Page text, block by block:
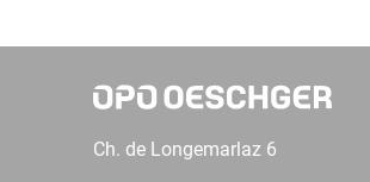
Ch. de Longemarlaz 6